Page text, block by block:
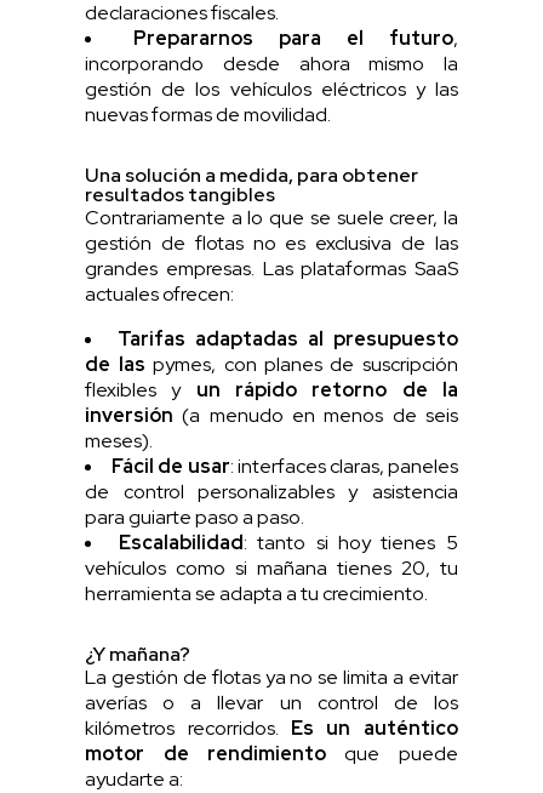
declaraciones fiscales.
Prepararnos para el futuro,
incorporando desde ahora mismo la
gestión de los vehículos eléctricos y las
nuevas formas de movilidad.
Una solución a medida, para obtener
resultados tangibles
Contrariamente a lo que se suele creer, la
gestión de flotas no es exclusiva de las
grandes empresas. Las plataformas SaaS
actuales ofrecen:
Tarifas adaptadas al presupuesto
de laspymes, con planes de suscripción
flexibles y un rápido retorno de la
inversión (a menudo en menos de seis
meses).
Fácil de usar: interfaces claras, paneles
de control personalizables y asistencia
para guiarte paso a paso.
Escalabilidad: tanto si hoy tienes 5
vehículos como si mañana tienes 20, tu
herramienta se adapta a tu crecimiento.
¿Y mañana?
La gestión de flotas ya no se limita a evitar
averías o a llevar un control de los
kilómetros recorridos. Es un auténtico
motor de rendimiento que puede
ayudarte a: